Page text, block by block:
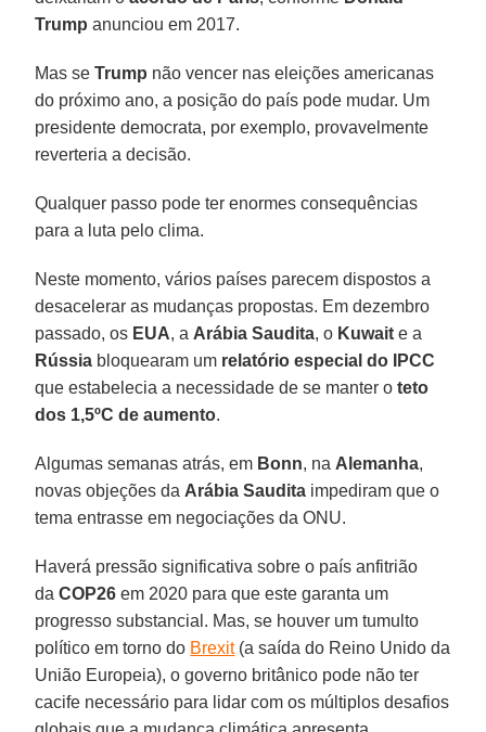
Trump anunciou em 2017.
Mas seTrump não vencer nas eleições americanas
do próximo ano, a posição do país pode mudar. Um
presidente democrata, por exemplo, provavelmente
reverteria a decisão.
Qualquer passo pode ter enormes consequências
para a luta pelo clima.
Neste momento, vários países parecem dispostos a
desacelerar as mudanças propostas. Em dezembro
passado, os EUA, a Arábia Saudita, o Kuwait e a
Rússia bloquearam um relatório especial do IPCC
que estabelecia a necessidade de se manter oteto
dos 1,5ºC de aumento.
Algumas semanas atrás, em Bonn, na Alemanha,
novas objeções da Arábia Saudita impediram que o
tema entrasse em negociações da ONU.
Haverá pressão significativa sobre o país anfitrião
daCOP26 em 2020 para que este garanta um
progresso substancial. Mas, se houver um tumulto
político em torno do Brexit(a saída do Reino Unido da
União Europeia), o governo britânico pode não ter
cacife necessário para lidar com os múltiplos desafios